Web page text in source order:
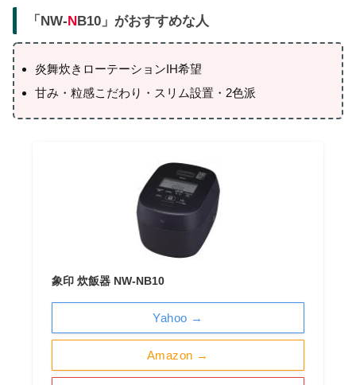
「NW-NB10」がおすすめな人
炎舞炊きローテーションIH希望
甘み・粒感こだわり・スリム設置・2色派
象印 炊飯器 NW-NB10
Amazon →
Yahoo →